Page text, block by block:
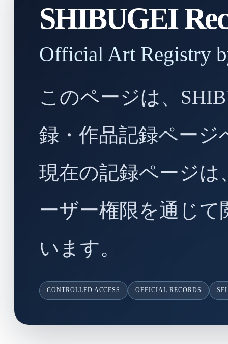
SHIBUGEI
Official Art Registry
このページは、
録・作品記録ペー
現在の記録ページは
ーザー権限を通じ
います。
CONTROLLED ACCESS OFFICIAL RECORDS